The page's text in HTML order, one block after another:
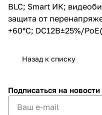
BLC; Smart ИК;
защита от
+60°C; DC12В±25%/
Назад к списку
Подписаться на